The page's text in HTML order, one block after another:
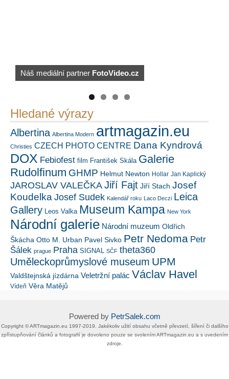
Náš mediální partnerFotoVideo.cz
PetrSalek.com
https://kuula.co/profile/PetrSalek/collections
Hledané výrazy
Albertina Albertina Modern artmagazin.eu
Christies CZECH PHOTO CENTRE Dana Kyndrová
DOX Febiofest film František Skála Galerie
Rudolfinum GHMP Helmut Newton Hollar Jan Kaplický
JAROSLAV VALEČKA Jiří Fajt Jiří Stach Josef
Koudelka Josef Sudek Kalendář roku Laco Deczi Leica
Gallery Leos Valka Museum Kampa New York
Národní galerie Národní muzeum Oldřich
Škácha Otto M. Urban Pavel Sivko Petr Nedoma Petr
Šálek prague Praha SIGNAL SČF theta360
Uměleckoprůmyslové museum UPM
Valdštejnská jízdárna Veletržní palác Václav Havel
Vídeň Věra Matějů
Powered by PetrSalek.com
Copyright ©​ ​​ARTmagazin.eu ​1997-2019​.​ Jakékoliv užití obsahu včetně převzetí, šíření či dalšího
zpřístupňování článků a fotografií je dovoleno pouze se svolením ​ARTmagazin.eu​ ​a s uvedením
zdroje.